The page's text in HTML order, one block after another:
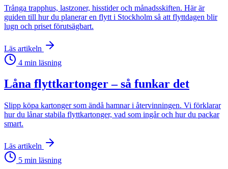
Trånga trapphus, lastzoner, hisstider och månadsskiften. Här är
guiden till hur du planerar en flytt i Stockholm så att flyttdagen blir
lugn och priset förutsägbart.
Läs artikeln
4 min läsning
Låna flyttkartonger – så funkar det
Slipp köpa kartonger som ändå hamnar i återvinningen. Vi förklarar
hur du lånar stabila flyttkartonger, vad som ingår och hur du packar
smart.
Läs artikeln
5 min läsning